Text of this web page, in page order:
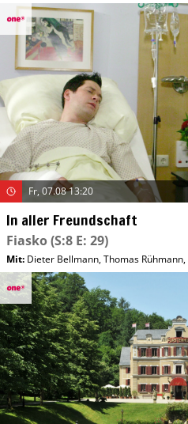
Fr, 07.08 13:20
In aller Freundschaft
Fiasko(S:8 E: 29)
Mit: Dieter Bellmann,Thomas Rühmann,